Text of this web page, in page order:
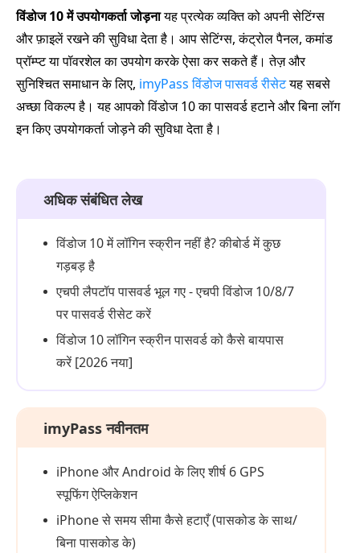
विंडोज 10 में उपयोगकर्ता जोड़नायह प्रत्येक व्यक्ति को अपनी सेटिंग्स
और फ़ाइलें रखने की सुविधा देता है। आप सेटिंग्स, कंट्रोल पैनल, कमांड
प्रॉम्प्ट या पॉवरशेल का उपयोग करके ऐसा कर सकते हैं। तेज़ और
सुनिश्चित समाधान के लिए, imyPass विंडोज पासवर्ड रीसेटयह सबसे
अच्छा विकल्प है। यह आपको विंडोज 10 का पासवर्ड हटाने और बिना लॉग
इन किए उपयोगकर्ता जोड़ने की सुविधा देता है।
अधिक संबंधित लेख
विंडोज 10 में लॉगिन स्क्रीन नहीं है? कीबोर्ड में कुछ
गड़बड़ है
एचपी लैपटॉप पासवर्ड भूल गए - एचपी विंडोज 10/8/7
पर पासवर्ड रीसेट करें
विंडोज 10 लॉगिन स्क्रीन पासवर्ड को कैसे बायपास
करें [2026 नया]
imyPass नवीनतम
iPhone और Android के लिए शीर्ष 6 GPS
स्पूफिंग ऐप्लिकेशन
iPhone से समय सीमा कैसे हटाएँ (पासकोड के साथ/
बिना पासकोड के)